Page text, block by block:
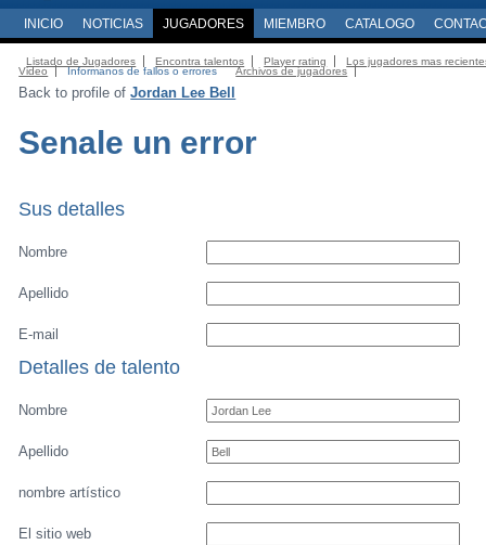
INICIO NOTICIAS JUGADORES MIEMBRO CATALOGO
Listado de Jugadores Encontra talentos Player rating
Los jugadores mas
Video
Informanos de fallos o errores Archivos de jugadores
Back to profile of Jordan Lee Bell
Senale un error
Sus detalles
Nombre
Apellido
E-mail
Detalles de talento
Nombre
Apellido
nombre artístico
El sitio web